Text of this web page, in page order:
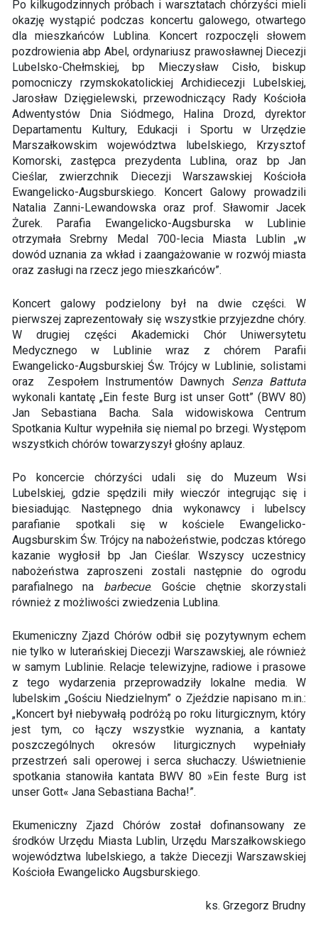
Po kilkugodzinnych próbach i warsztatach chórzyści mieli
okazję wystąpić podczas koncertu galowego, otwartego
dla mieszkańców Lublina. Koncert rozpoczęli słowem
pozdrowienia abp Abel, ordynariusz prawosławnej Diecezji
Lubelsko-Chełmskiej, bp Mieczysław Cisło, biskup
pomocniczy rzymskokatolickiej Archidiecezji Lubelskiej,
Jarosław Dzięgielewski, przewodniczący Rady Kościoła
Adwentystów Dnia Siódmego, Halina Drozd, dyrektor
Departamentu Kultury, Edukacji i Sportu w Urzędzie
Marszałkowskim województwa lubelskiego, Krzysztof
Komorski, zastępca prezydenta Lublina, oraz bp Jan
Cieślar, zwierzchnik Diecezji Warszawskiej Kościoła
Ewangelicko-Augsburskiego. Koncert Galowy prowadzili
Natalia Zanni-Lewandowska oraz prof. Sławomir Jacek
Żurek. Parafia Ewangelicko-Augsburska w Lublinie
otrzymała Srebrny Medal 700-lecia Miasta Lublin „w
dowód uznania za wkład i zaangażowanie w rozwój miasta
oraz zasługi na rzecz jego mieszkańców”.
Koncert galowy podzielony był na dwie części. W
pierwszej zaprezentowały się wszystkie przyjezdne chóry.
W drugiej części Akademicki Chór Uniwersytetu
Medycznego w Lublinie wraz z chórem Parafii
Ewangelicko-Augsburskiej Św. Trójcy w Lublinie, solistami
oraz Zespołem Instrumentów Dawnych Senza Battuta
wykonali kantatę „Ein feste Burg ist unser Gott” (BWV 80)
Jan Sebastiana Bacha. Sala widowiskowa Centrum
Spotkania Kultur wypełniła się niemal po brzegi. Występom
wszystkich chórów towarzyszył głośny aplauz.
Po koncercie chórzyści udali się do Muzeum Wsi
Lubelskiej, gdzie spędzili miły wieczór integrując się i
biesiadując. Następnego dnia wykonawcy i lubelscy
parafianie spotkali się w kościele Ewangelicko-
Augsburskim Św. Trójcy na nabożeństwie, podczas którego
kazanie wygłosił bp Jan Cieślar. Wszyscy uczestnicy
nabożeństwa zaproszeni zostali następnie do ogrodu
parafialnego na barbecue. Goście chętnie skorzystali
również z możliwości zwiedzenia Lublina.
Ekumeniczny Zjazd Chórów odbił się pozytywnym echem
nie tylko w luterańskiej Diecezji Warszawskiej, ale również
w samym Lublinie. Relacje telewizyjne, radiowe i prasowe
z tego wydarzenia przeprowadziły lokalne media. W
lubelskim „Gościu Niedzielnym” o Zjeździe napisano m.in.:
„Koncert był niebywałą podróżą po roku liturgicznym, który
jest tym, co łączy wszystkie wyznania, a kantaty
poszczególnych okresów liturgicznych wypełniały
przestrzeń sali operowej i serca słuchaczy. Uświetnienie
spotkania stanowiła kantata BWV 80 »Ein feste Burg ist
unser Gott« Jana Sebastiana Bacha!”.
Ekumeniczny Zjazd Chórów został dofinansowany ze
środków Urzędu Miasta Lublin, Urzędu Marszałkowskiego
województwa lubelskiego, a także Diecezji Warszawskiej
Kościoła Ewangelicko Augsburskiego.
ks. Grzegorz Brudny